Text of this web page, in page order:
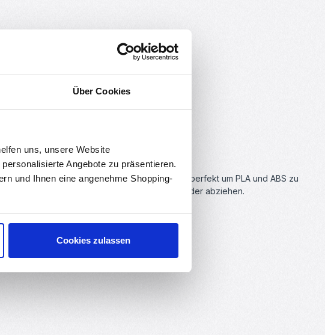
Über Cookies
uns, unsere Website
Angebote zu präsentieren.
und Ihnen eine angenehme Shopping-
Cookies zulassen
Maskier-Klebeband eignet sich perfekt um PLA und ABS zu
lässt sich einfach und ohne Klebereste wieder abziehen.